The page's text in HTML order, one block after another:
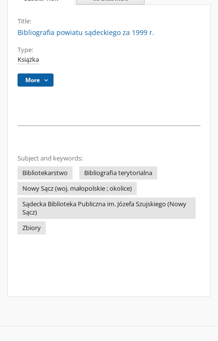
Title:
Bibliografia powiatu sądeckiego za 1999 r.
Type:
Książka
More
Subject and keywords:
Bibliotekarstwo
Bibliografia terytorialna
Nowy Sącz (woj. małopolskie ; okolice)
Sądecka Biblioteka Publiczna im. Józefa Szujskiego (Nowy
Sącz)
Zbiory